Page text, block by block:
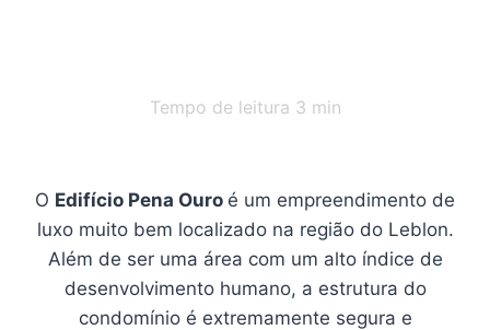
Tempo de leitura 3 min
O Edifício Pena Ouro é um empreendimento de
luxo muito bem localizado na região do Leblon.
Além de ser uma área com um alto índice de
desenvolvimento humano, a estrutura do
condomínio é extremamente segura e